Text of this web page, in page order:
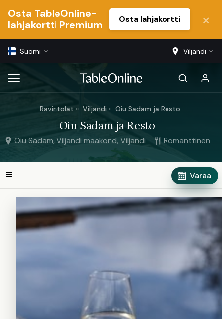
Osta TableOnline-
lahjakortti Premium
Osta lahjakortti
Suomi Viljandi
Ravintolat Viljandi Oiu Sadam ja Resto
Oiu Sadam ja Resto
Oiu Sadam, Viljandi maakond, Viljandi Romanttinen
Varaa